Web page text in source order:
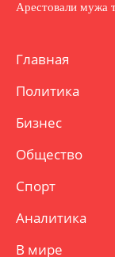
Арестовали мужа
Главная
Политика
Бизнес
Общество
Спорт
Аналитика
В мире